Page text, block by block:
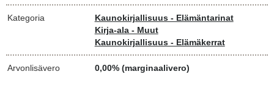
Kategoria
Kaunokirjallisuus - Elämäntarinat
Kirja-ala - Muut
Kaunokirjallisuus - Elämäkerrat
Arvonlisävero 0,00% (marginaalivero)